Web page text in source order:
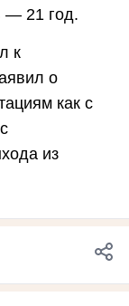
— 21 год.
к
о
как с
из